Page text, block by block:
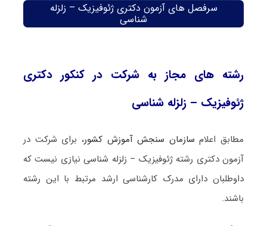
سرفصل های آزمون دکتری ژئوفیزیک – زلزله
شناسی
رشته های مجاز به شرکت در کنکور دکتری
ژئوفیزیک – زلزله شناسی
مطابق اعلام سازمان سنجش آموزش کشور، برای شرکت در
آزمون دکتری رشته ژئوفیزیک – زلزله شناسی نیازی نیست که
داوطلبان دارای مدرک کارشناسی ارشد مرتبط با این رشته
باشند.